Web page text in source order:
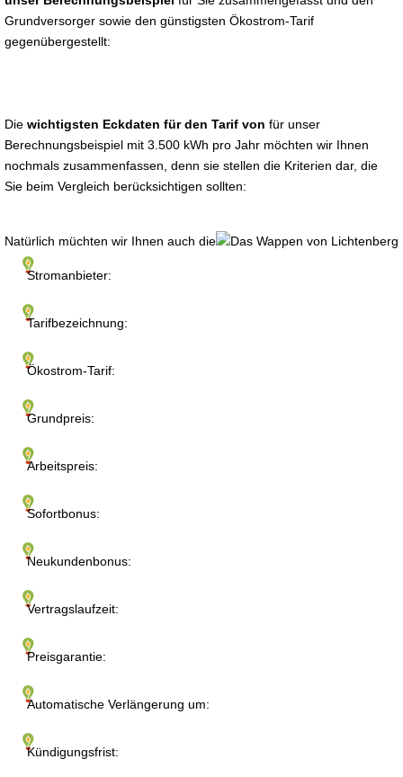
Grundversorger sowie den günstigsten Ökostrom-Tarif
gegenübergestellt:
Die wichtigsten Eckdaten für den Tarif von für unser
Berechnungsbeispiel mit 3.500 kWh pro Jahr möchten wir Ihnen
nochmals zusammenfassen, denn sie stellen die Kriterien dar, die
Sie beim Vergleich berücksichtigen sollten:
Stromanbieter:
Tarifbezeichnung:
Ökostrom-Tarif:
Grundpreis:
Arbeitspreis:
Sofortbonus:
Neukundenbonus:
Vertragslaufzeit:
Preisgarantie:
Automatische Verlängerung um:
Kündigungsfrist:
Natürlich müchten wir Ihnen auch die